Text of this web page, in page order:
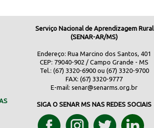
Serviço Nacional de Aprendizagem Rural
(SENAR-AR/MS)
Endereço: Rua Marcino dos Santos, 401
CEP: 79040-902 / Campo Grande - MS
Tel.: (67) 3320-6900 ou (67) 3320-9700
FAX: (67) 3320-9777
E-mail:senar@senarms.org.br
SIGA O SENAR MS NAS REDES SOCIAIS